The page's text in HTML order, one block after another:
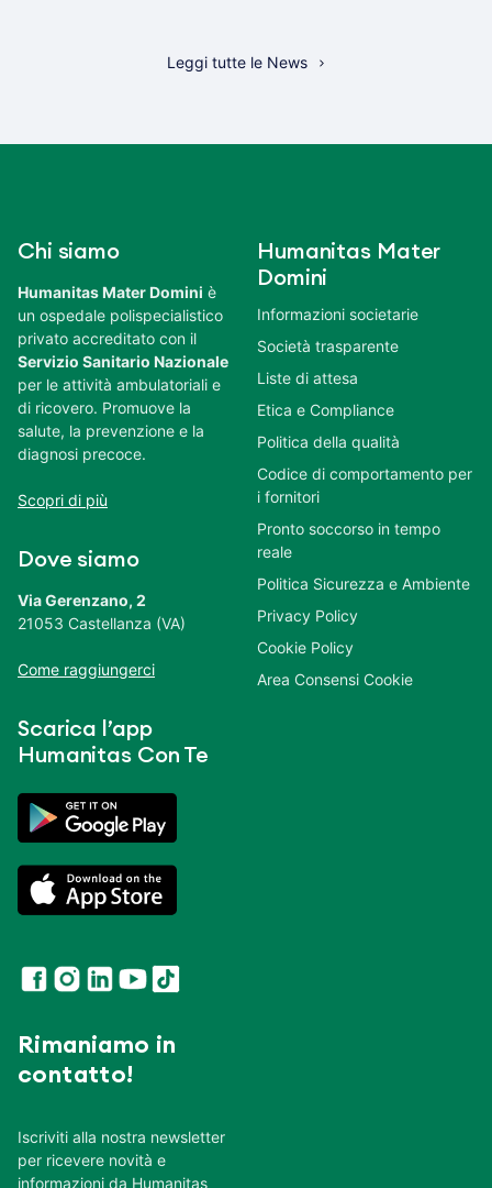
Leggi tutte le News
Chi siamo
Humanitas Mater Domini è
un ospedale polispecialistico
privato accreditato con il
Servizio Sanitario Nazionale
per le attività ambulatoriali e
di ricovero. Promuove la
salute, la prevenzione e la
diagnosi precoce.
Scopri di più
Dove siamo
Via Gerenzano, 2
21053 Castellanza (VA)
Come raggiungerci
Scarica l’app
Humanitas Con Te
Rimaniamo in
contatto!
Iscriviti alla nostra newsletter
per ricevere novità e
informazioni da Humanitas
Humanitas Mater
Domini
Informazioni societarie
Società trasparente
Liste di attesa
Etica e Compliance
Politica della qualità
Codice di comportamento per
i fornitori
Pronto soccorso in tempo
reale
Politica Sicurezza e Ambiente
Privacy Policy
Cookie Policy
Area Consensi Cookie